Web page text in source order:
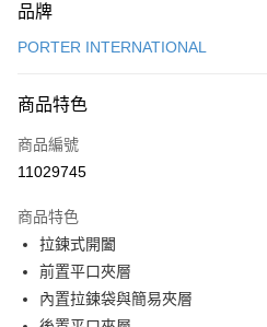
信用卡一次付款
6 期 0 利率 每期
合作金庫商業銀行
上海商業儲蓄銀行
臺灣中小企業銀行
匯豐（台灣）商業銀行
聯邦商業銀行
元大商業銀行
玉山商業銀行
LINE Pay
Apple Pay
街口支付
悠遊付
Google Pay
品牌
PORTER INTERNATIONAL
商品特色
商品編號
11029745
商品特色
拉鍊式開闔
前置平口夾層
內置拉鍊袋與簡易夾層